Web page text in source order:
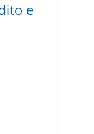
e